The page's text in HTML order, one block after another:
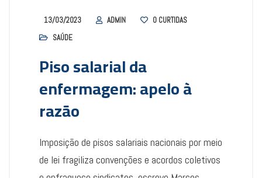
13/03/2023 ADMIN 0 CURTIDAS
SAÚDE
Piso salarial da
enfermagem: apelo à
razão
Imposição de pisos salariais nacionais por meio
de lei fragiliza convenções e acordos coletivos